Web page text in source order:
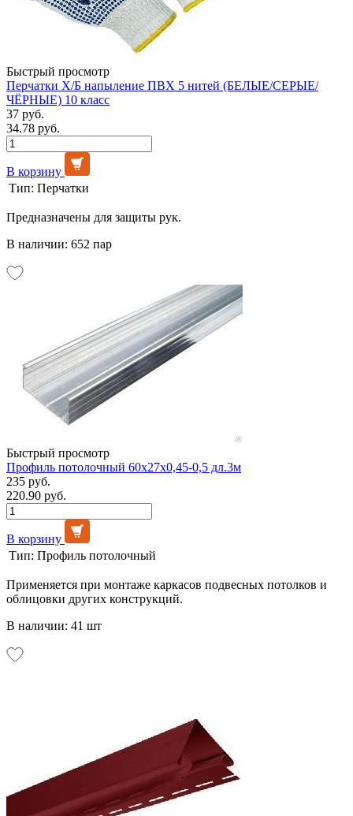
Быстрый просмотр
Перчатки Х/Б напыление ПВХ 5 нитей (БЕЛЫЕ/СЕРЫЕ/
ЧЁРНЫЕ) 10 класс
37 руб.
34.78 руб.
В корзину
Тип: Перчатки
Предназначены для защиты рук.
В наличии: 652 пар
Быстрый просмотр
Профиль потолочный 60х27х0,45-0,5 дл.3м
235 руб.
220.90 руб.
В корзину
Тип: Профиль потолочный
Применяется при монтаже каркасов подвесных потолков и
облицовки других конструкций.
В наличии: 41 шт